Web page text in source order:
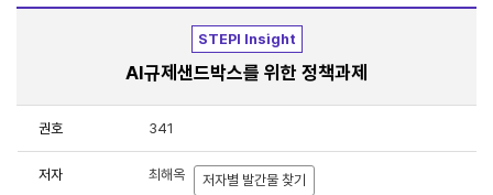
STEPI Insight
AI규제샌드박스를 위한 정책과제
권호 341
저자 최해옥 저자별 발간물 찾기